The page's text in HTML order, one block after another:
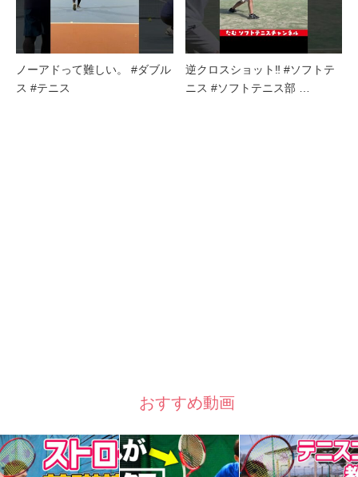
ノーアドって難しい。 #ダブル
ス #テニス
逆クロスショット‼︎ #ソフトテ
ニス #ソフトテニス部 …
おすすめ動画